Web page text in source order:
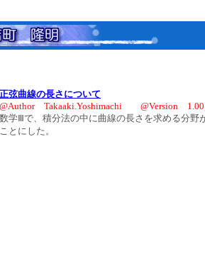
正弦曲線の長さについて
@Author Takaaki.Yoshimachi @Version
学Ⅲで、積分法の中に曲線の長さを求める分野
とにした。